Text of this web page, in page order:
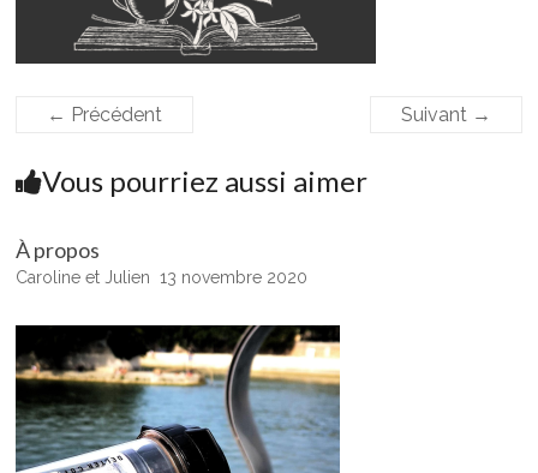
← Précédent Suivant →
Vous pourriez aussi aimer
À propos
Caroline et Julien 13 novembre 2020